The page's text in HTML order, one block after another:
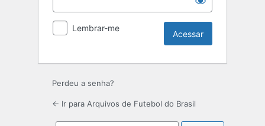
Lembrar-me
Perdeu a senha?
← Ir para Arquivos de Futebol do Brasil